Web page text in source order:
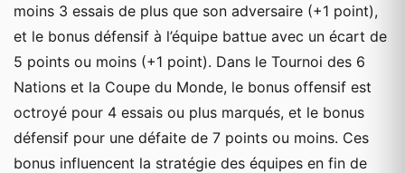
moins 3 essais de plus que son adversaire (+1 point),
et le bonus défensif à l’équipe battue avec un écart de
5 points ou moins (+1 point). Dans le Tournoi des 6
Nations et la Coupe du Monde, le bonus offensif est
octroyé pour 4 essais ou plus marqués, et le bonus
défensif pour une défaite de 7 points ou moins. Ces
bonus influencent la stratégie des équipes en fin de